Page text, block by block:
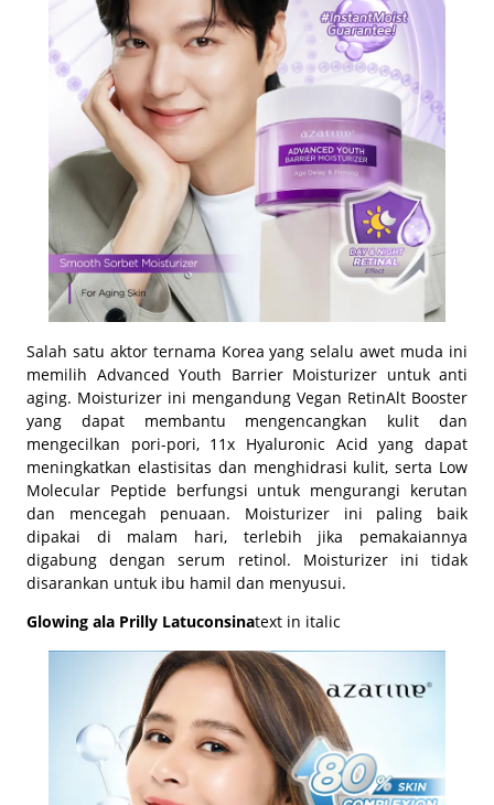
Salah satu aktor ternama Korea yang selalu awet muda ini
memilih Advanced Youth Barrier Moisturizer untuk anti
aging. Moisturizer ini mengandung Vegan RetinAlt Booster
yang dapat membantu mengencangkan kulit dan
mengecilkan pori-pori, 11x Hyaluronic Acid yang dapat
meningkatkan elastisitas dan menghidrasi kulit, serta Low
Molecular Peptide berfungsi untuk mengurangi kerutan
dan mencegah penuaan. Moisturizer ini paling baik
dipakai di malam hari, terlebih jika pemakaiannya
digabung dengan serum retinol. Moisturizer ini tidak
disarankan untuk ibu hamil dan menyusui.
Glowing ala Prilly Latuconsinatext in italic